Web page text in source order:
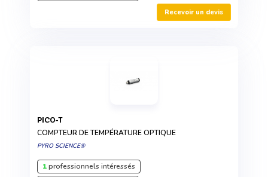
Recevoir un devis
PICO-T
COMPTEUR DE TEMPÉRATURE OPTIQUE
PYRO SCIENCE®
1professionnels intéressés